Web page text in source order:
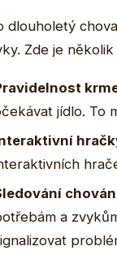
dlouholetý
Zde je
jídlo. To
a